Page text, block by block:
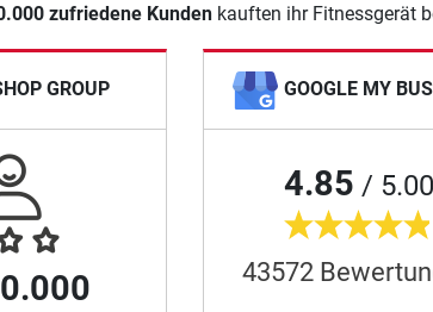
zufriedene Kunden kauften ihr Fitnessgerät
GROUP GOOGLE MY
4.85 / 5.00
43572